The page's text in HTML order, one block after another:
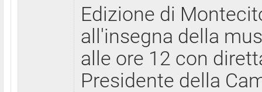
Edizione di
all'insegna della
alle ore 12 con
Presidente della